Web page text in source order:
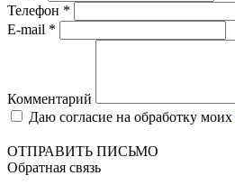
Телефон *
E-mail *
Комментарий
Даю согласие на обработку моих
ОТПРАВИТЬ ПИСЬМО
Обратная связь